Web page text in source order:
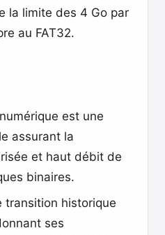
la limite des 4 Go par
au FAT32.
est une
assurant la
et haut débit de
binaires.
transition historique
ses